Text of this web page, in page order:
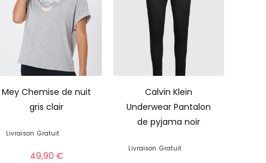
Mey Chemise de nuit
gris clair
Livraison Gratuit
49,90 €
Calvin Klein
Underwear Pantalon
de pyjama noir
Livraison Gratuit